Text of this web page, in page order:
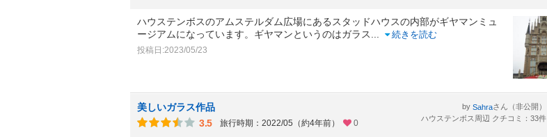
ハウステンボスのアムステルダム広場にあるスタッドハウスの内部がギヤマンミュ
ージアムになっています。ギヤマンというのはガラス
続きを読む
投稿日:2023/05/23
美しいガラス作品
3.5
旅行時期：2022/05（約4年前） 0
by Sahraさん（非公開）
ハウステンボス周辺 クチコミ：33件